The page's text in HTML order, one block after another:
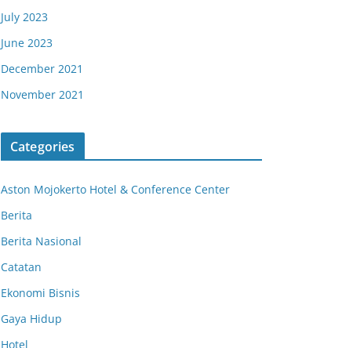
July 2023
June 2023
December 2021
November 2021
Categories
Aston Mojokerto Hotel & Conference Center
Berita
Berita Nasional
Catatan
Ekonomi Bisnis
Gaya Hidup
Hotel